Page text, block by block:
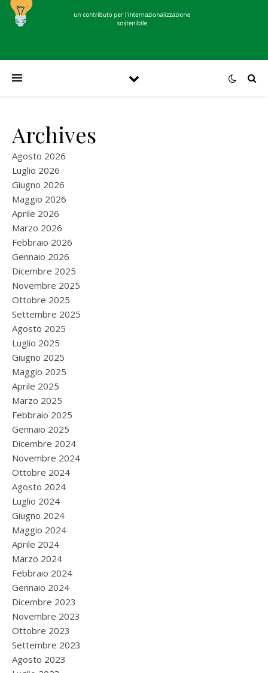
Archives
Agosto 2026
Luglio 2026
Giugno 2026
Maggio 2026
Aprile 2026
Marzo 2026
Febbraio 2026
Gennaio 2026
Dicembre 2025
Novembre 2025
Ottobre 2025
Settembre 2025
Agosto 2025
Luglio 2025
Giugno 2025
Maggio 2025
Aprile 2025
Marzo 2025
Febbraio 2025
Gennaio 2025
Dicembre 2024
Novembre 2024
Ottobre 2024
Agosto 2024
Luglio 2024
Giugno 2024
Maggio 2024
Aprile 2024
Marzo 2024
Febbraio 2024
Gennaio 2024
Dicembre 2023
Novembre 2023
Ottobre 2023
Settembre 2023
Agosto 2023